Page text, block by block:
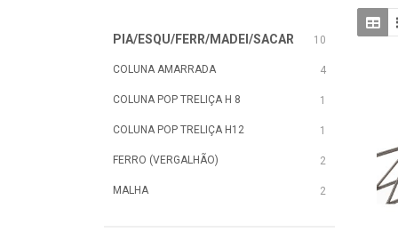
PIA/ESQU/FERR/MADEI/SACAR 10
COLUNA AMARRADA 4
COLUNA POP TRELIÇA H 8 1
COLUNA POP TRELIÇA H12 1
FERRO (VERGALHÃO) 2
MALHA 2